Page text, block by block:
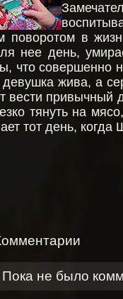
поворотом в
нее день,
что совершенно
девушка жива, а
вести привычный
тянуть на
тот день,
Пока не было